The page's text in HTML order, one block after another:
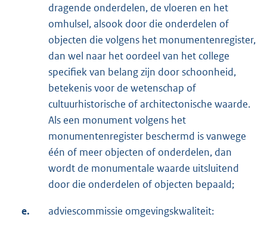
dragende onderdelen, de vloeren en het
omhulsel, alsook door die onderdelen of
objecten die volgens het monumentenregister,
dan wel naar het oordeel van het college
specifiek van belang zijn door schoonheid,
betekenis voor de wetenschap of
cultuurhistorische of architectonische waarde.
Als een monument volgens het
monumentenregister beschermd is vanwege
één of meer objecten of onderdelen, dan
wordt de monumentale waarde uitsluitend
door die onderdelen of objecten bepaald;
e. adviescommissie omgevingskwaliteit: